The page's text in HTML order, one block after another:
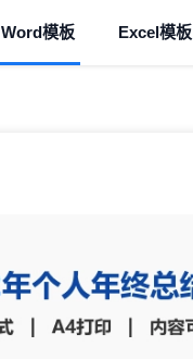
Word模板 Excel模板